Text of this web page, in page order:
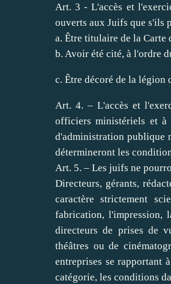
Art. 3 - L'accès et
ouverts aux Juifs que s'ils
a. Être titulaire de la Carte
b. Avoir été cité, à l'ordre
c. Être décoré de la
Art. 4. – L'accès et
officiers ministériels et à
d'administration publique
détermineront les
Art. 5. – Les juifs ne
Directeurs, gérants,
caractère strictement
fabrication, l'impression,
directeurs de prises de
théâtres ou de
entreprises se rapportant
catégorie, les conditions